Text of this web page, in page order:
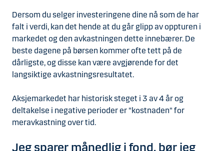
Dersom du selger investeringene dine nå som de har
falt i verdi, kan det hende at du går glipp av oppturen i
markedet og den avkastningen dette innebærer. De
beste dagene på børsen kommer ofte tett på de
dårligste, og disse kan være avgjørende for det
langsiktige avkastningsresultatet.
Aksjemarkedet har historisk steget i 3 av 4 år og
deltakelse i negative perioder er "kostnaden" for
meravkastning over tid.
Jeg sparer månedlig i fond, bør jeg